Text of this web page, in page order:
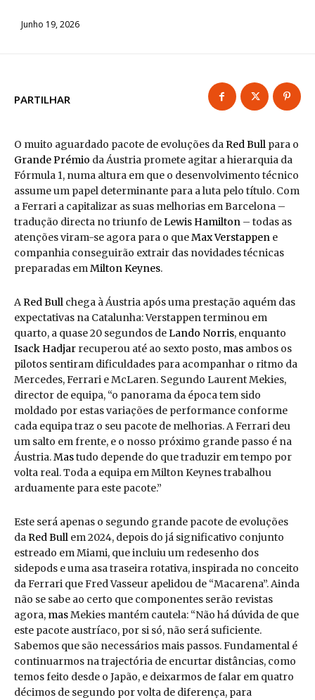
Junho 19, 2026
PARTILHAR
O muito aguardado pacote de evoluções daRed Bull para o
Grande Prémio da Áustria promete agitar a hierarquia da
Fórmula 1, numa altura em que o desenvolvimento técnico
assume um papel determinante para a luta pelo título. Com
a Ferrari a capitalizar as suas melhorias em Barcelona –
tradução directa no triunfo deLewis Hamilton – todas as
atenções viram-se agora para o queMax Verstappen e
companhia conseguirão extrair das novidades técnicas
preparadas emMilton Keynes.
ARed Bull chega à Áustria após uma prestação aquém das
expectativas na Catalunha: Verstappen terminou em
quarto, a quase 20 segundos deLando Norris, enquanto
Isack Hadjar recuperou até ao sexto posto, mas ambos os
pilotos sentiram dificuldades para acompanhar o ritmo da
Mercedes, Ferrari e McLaren. Segundo Laurent Mekies,
director de equipa, “o panorama da época tem sido
moldado por estas variações de performance conforme
cada equipa traz o seu pacote de melhorias. A Ferrari deu
um salto em frente, e o nosso próximo grande passo é na
Áustria.Mastudo depende do que traduzir em tempo por
volta real. Toda a equipa em Milton Keynes trabalhou
arduamente para este pacote.”
Este será apenas o segundo grande pacote de evoluções
daRed Bull em 2024, depois do já significativo conjunto
estreado em Miami, que incluiu um redesenho dos
sidepods e uma asa traseira rotativa, inspirada no conceito
da Ferrari que Fred Vasseur apelidou de “Macarena”. Ainda
não se sabe ao certo que componentes serão revistas
agora, masMekies mantém cautela: “Não há dúvida de que
este pacote austríaco, por si só, não será suficiente.
Sabemos que são necessários mais passos. Fundamental é
continuarmos na trajectória de encurtar distâncias, como
temos feito desde o Japão, e deixarmos de falar em quatro
décimos de segundo por volta de diferença, para